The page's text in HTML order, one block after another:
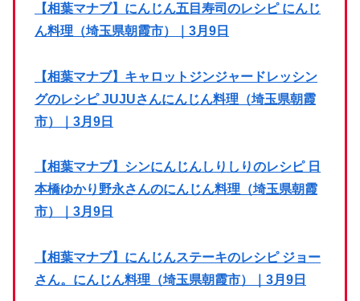
【相葉マナブ】にんじん五目寿司のレシピ にんじ
ん料理（埼玉県朝霞市）｜3月9日
【相葉マナブ】キャロットジンジャードレッシン
グのレシピ JUJUさんにんじん料理（埼玉県朝霞
市）｜3月9日
【相葉マナブ】シンにんじんしりしりのレシピ 日
本橋ゆかり野永さんのにんじん料理（埼玉県朝霞
市）｜3月9日
【相葉マナブ】にんじんステーキのレシピ ジョー
さん。にんじん料理（埼玉県朝霞市）｜3月9日